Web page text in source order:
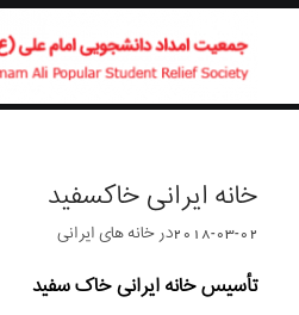
خانه ایرانی خاکسفید
2018-03-02درخانه های ایرانی
تأسیس خانه ایرانی خاک سفید